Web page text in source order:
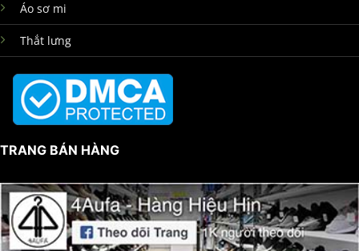
Áo sơ mi
Thắt lưng
TRANG BÁN HÀNG